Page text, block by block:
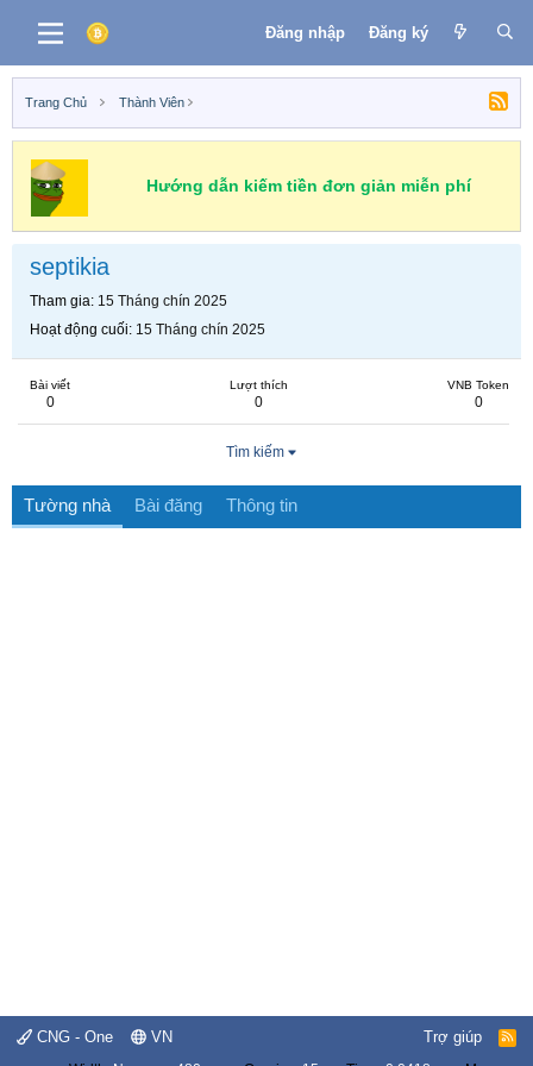
Đăng nhập Đăng ký
Trang Chủ Thành Viên
Hướng dẫn kiếm tiền đơn giản miễn phí
septikia
Tham gia 15 Tháng chín 2025
Hoạt động cuối 15 Tháng chín 2025
Bài viết
0
Lượt thích
0
VNB Token
0
Tìm kiếm
Tường nhà Bài đăng Thông tin
CNG - One VN Trợ giúp
R